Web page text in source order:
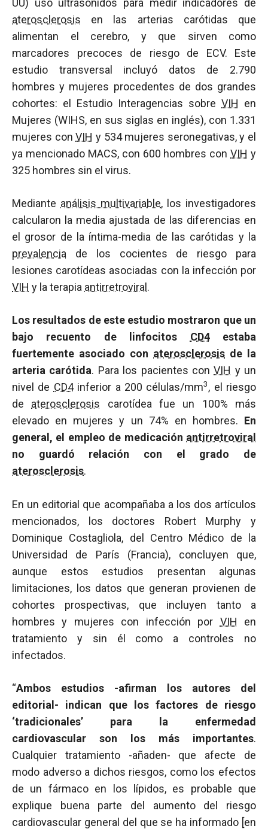
UU) usó ultrasonidos para medir indicadores de
aterosclerosis en las arterias carótidas que
alimentan el cerebro, y que sirven como
marcadores precoces de riesgo de ECV. Este
estudio transversal incluyó datos de 2.790
hombres y mujeres procedentes de dos grandes
cohortes: el Estudio Interagencias sobre VIH en
Mujeres (WIHS, en sus siglas en inglés), con 1.331
mujeres conVIH y 534 mujeres seronegativas, y el
ya mencionado MACS, con 600 hombres conVIH y
325 hombres sin el virus.
Mediante análisis multivariable, los investigadores
calcularon la media ajustada de las diferencias en
el grosor de la íntima-media de las carótidas y la
prevalencia de los cocientes de riesgo para
lesiones carotídeas asociadas con la infección por
VIH y la terapia antirretroviral .
Los resultados de este estudio mostraron que un
bajo recuento de linfocitos CD4estaba
fuertemente asociado con aterosclerosis de la
arteria carótida. Para los pacientes conVIH y un
nivel de CD4inferior a 200 células/mm3, el riesgo
de aterosclerosis carotídea fue un 100% más
elevado en mujeres y un 74% en hombres. En
general, el empleo de medicación antirretroviral
no guardó relación con el grado de
aterosclerosis.
En un editorial que acompañaba a los dos artículos
mencionados, los doctores Robert Murphy y
Dominique Costagliola, del Centro Médico de la
Universidad de París (Francia), concluyen que,
aunque estos estudios presentan algunas
limitaciones, los datos que generan provienen de
cohortes prospectivas, que incluyen tanto a
hombres y mujeres con infección por VIH en
tratamiento y sin él como a controles no
infectados.
“Ambos estudios -afirman los autores del
editorial- indican que los factores de riesgo
‘tradicionales’ para la enfermedad
cardiovascular son los más importantes.
Cualquier tratamiento -añaden- que afecte de
modo adverso a dichos riesgos, como los efectos
de un fármaco en los lípidos, es probable que
explique buena parte del aumento del riesgo
cardiovascular general del que se ha informado [en